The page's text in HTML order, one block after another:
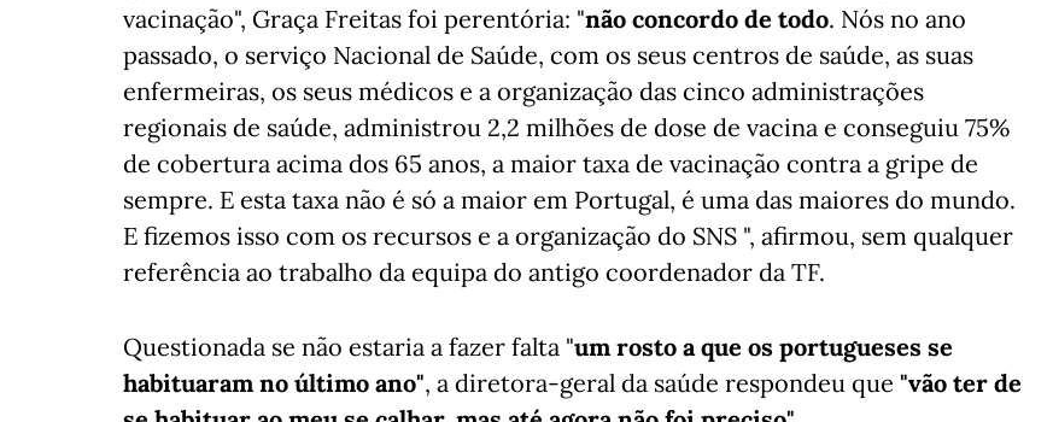
vacinação", Graça Freitas foi perentória: "não concordo de todo. Nós no ano
passado, o serviço Nacional de Saúde, com os seus centros de saúde, as suas
enfermeiras, os seus médicos e a organização das cinco administrações
regionais de saúde, administrou 2,2 milhões de dose de vacina e conseguiu 75%
de cobertura acima dos 65 anos, a maior taxa de vacinação contra a gripe de
sempre. E esta taxa não é só a maior em Portugal, é uma das maiores do mundo.
E fizemos isso com os recursos e a organização do SNS ", afirmou, sem qualquer
referência ao trabalho da equipa do antigo coordenador da TF.
Questionada se não estaria a fazer falta "um rosto a que os portugueses se
habituaram no último ano", a diretora-geral da saúde respondeu que "vão ter de